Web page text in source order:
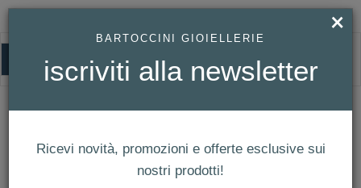
HOMEPAGE OROLOGIO BULOVA UOMO MAQUINA REF. 98A224
Orologio Bulova Uomo Maquina Ref.
98A224
×
BARTOCCINI GIOIELLERIE
iscriviti alla newsletter
Ricevi novità, promozioni e offerte esclusive sui
nostri prodotti!